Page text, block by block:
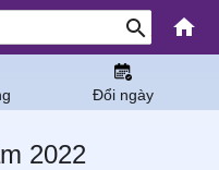
Đổi ngày
2022